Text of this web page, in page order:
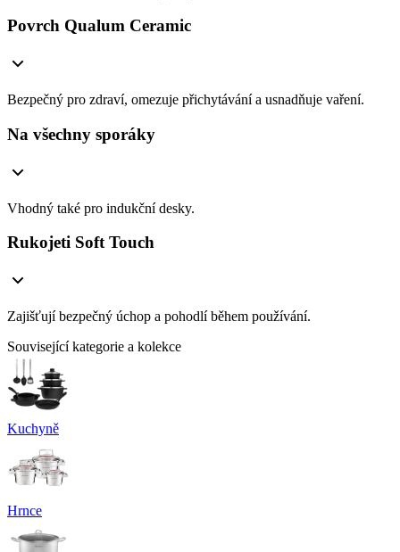
Povrch Qualum Ceramic
Bezpečný pro zdraví, omezuje přichytávání a usnadňuje vaření.
Na všechny sporáky
Vhodný také pro indukční desky.
Rukojeti Soft Touch
Zajišťují bezpečný úchop a pohodlí během používání.
Související kategorie a kolekce
Kuchyně
Hrnce